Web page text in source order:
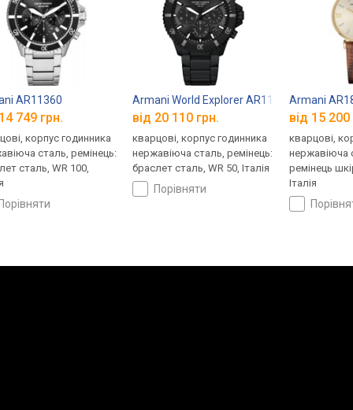
AR11360
749 грн.
корпус годинника
сталь, ремінець:
сталь, WR 100,
порівняти
Armani World Explorer AR11784
від 20 110 грн.
кварцові, корпус годинника
нержавіюча сталь, ремінець:
браслет сталь, WR 50, Італія
порівняти
Armani
від 15 200
кварцові,
нержавіюча
ремінець
Італія